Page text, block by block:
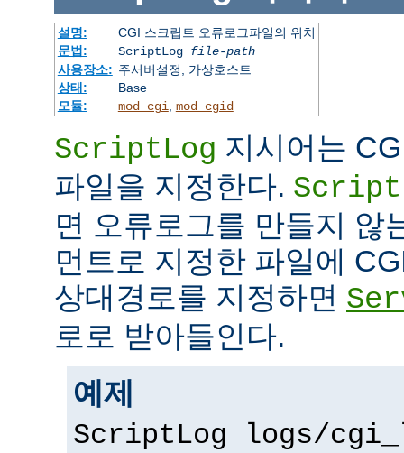
설명:
CGI 스크립트 오류로그파일의 위치
문법:
ScriptLog file-path
사용장소: 주서버설정, 가상호스트
상태:
Base
모듈:
mod_cgi mod_cgid
ScriptLog 지시어는
파일을 지정한다.
면 오류로그를 만들지 않
먼트로 지정한 파일에
상대경로를 지정하면
로로 받아들인다.
예제
ScriptLog logs/